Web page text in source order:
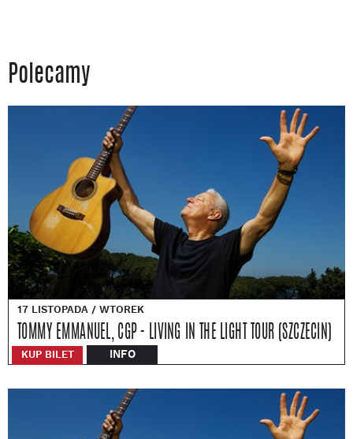
Polecamy
17 LISTOPADA / WTOREK
TOMMY EMMANUEL, CGP - LIVING IN THE LIGHT TOUR (SZCZECIN)
KUP BILET INFO